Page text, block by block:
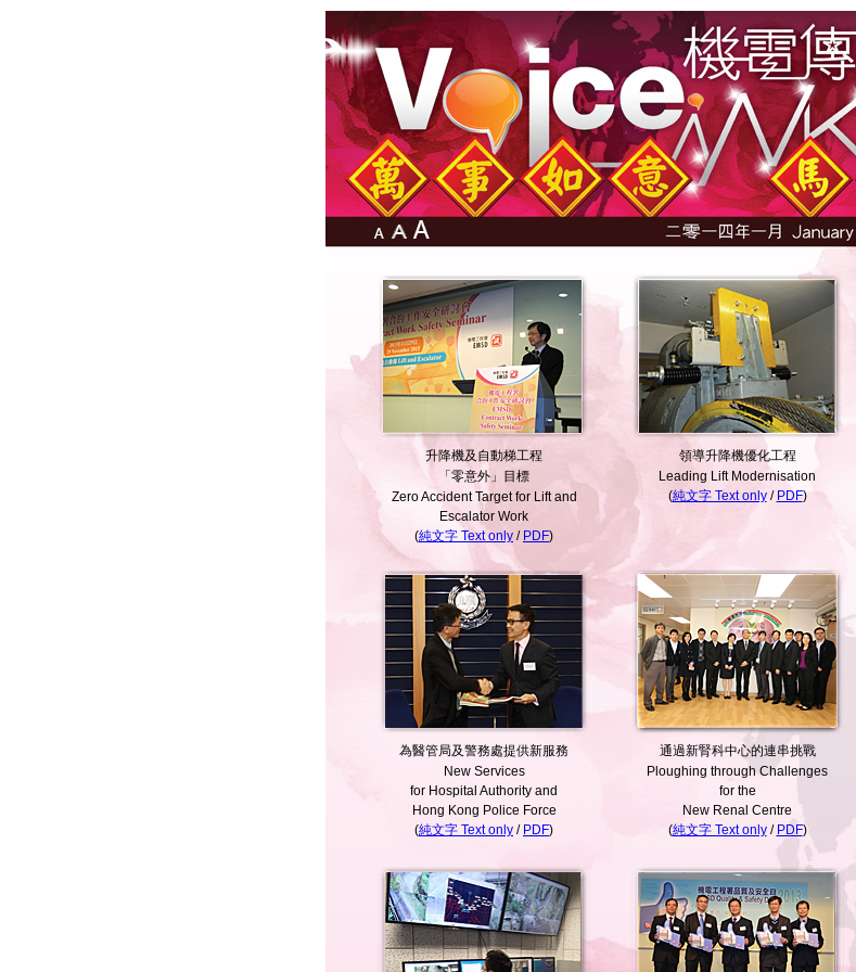
升降機及自動梯工程
「零意外」目標
Zero Accident Target for Lift and
Escalator Work
(純文字 Text only / PDF)
領導升降機優化工程
Leading Lift Modernisation
(純文字 Text only/ PDF)
為醫管局及警務處提供新服務
New Services
for Hospital Authority and
Hong Kong Police Force
(純文字 Text only / PDF)
通過新腎科中心的連串挑戰
Ploughing through Challenges
for the
New Renal Centre
(純文字 Text only/ PDF)